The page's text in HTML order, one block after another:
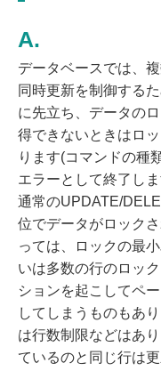
データベースでは、
同時更新を制御する
に先立ち、データの
得できないときはロ
ります(コマンドの種
エラーとして終了しま
通常のUPDATE/
位でデータがロック
っては、ロックの最
いは多数の行のロッ
ションを起こしてペ
してしまうものもあ
は行数制限などはあ
ているのと同じ行は